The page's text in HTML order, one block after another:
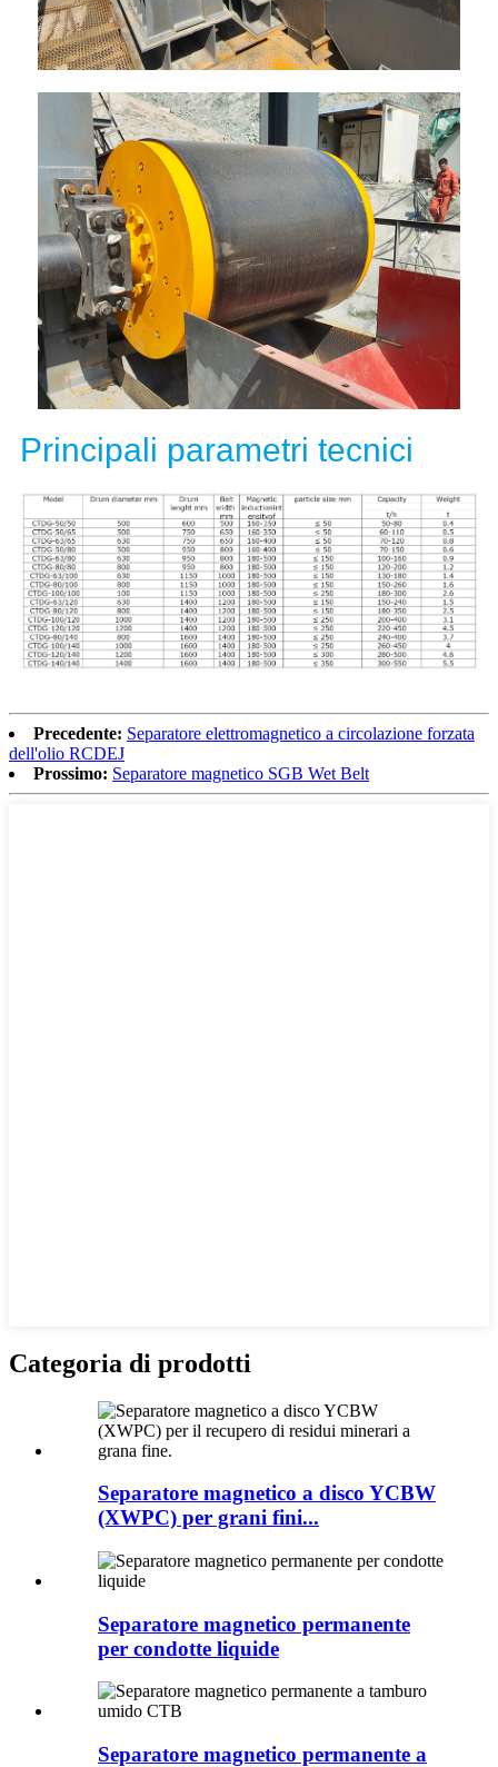
Principali parametri tecnici
Precedente: Separatore elettromagnetico a circolazione forzata
dell'olio RCDEJ
Prossimo: Separatore magnetico SGB Wet Belt
Categoria di prodotti
Separatore magnetico a disco YCBW
(XWPC) per grani fini...
Separatore magnetico permanente
per condotte liquide
Separatore magnetico permanente a